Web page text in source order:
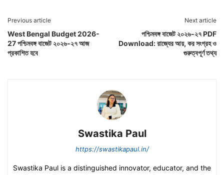
Previous article
West Bengal Budget 2026-
27 পশ্চিমবঙ্গ বাজেট ২০২৬-২৭ আজ
প্রকাশিত হবে
Next article
পশ্চিমবঙ্গ বাজেট ২০২৬-২৭ PDF
Download: রাজ্যের আয়, কর সংগ্রহ ও
গুরুত্বপূর্ণ তথ্য
Swastika Paul
https://swastikapaul.in/
Swastika Paul is a distinguished innovator, educator, and the